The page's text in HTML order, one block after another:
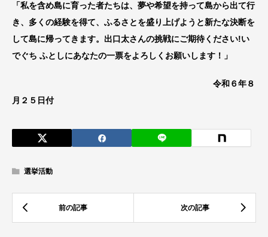
「私を含め島に育った者たちは、夢や希望を持って島から出て行
き、多くの経験を得て、ふるさとを盛り上げようと新たな決断を
して島に帰ってきます。出口太さんの挑戦にご期待ください!い
でぐち ふとしにあなたの一票をよろしくお願いします！」
令和６年８
月２５日付
選挙活動